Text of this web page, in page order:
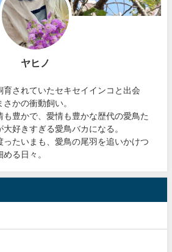
ヤヒノ
育されていたセキセイインコと出会
かの衝動飼い。
も豊かで、愛情も豊かな歴代の愛鳥た
好きすぎる愛鳥バカになる。
ったいまも、愛鳥の尾羽を追いかけつ
る日々。